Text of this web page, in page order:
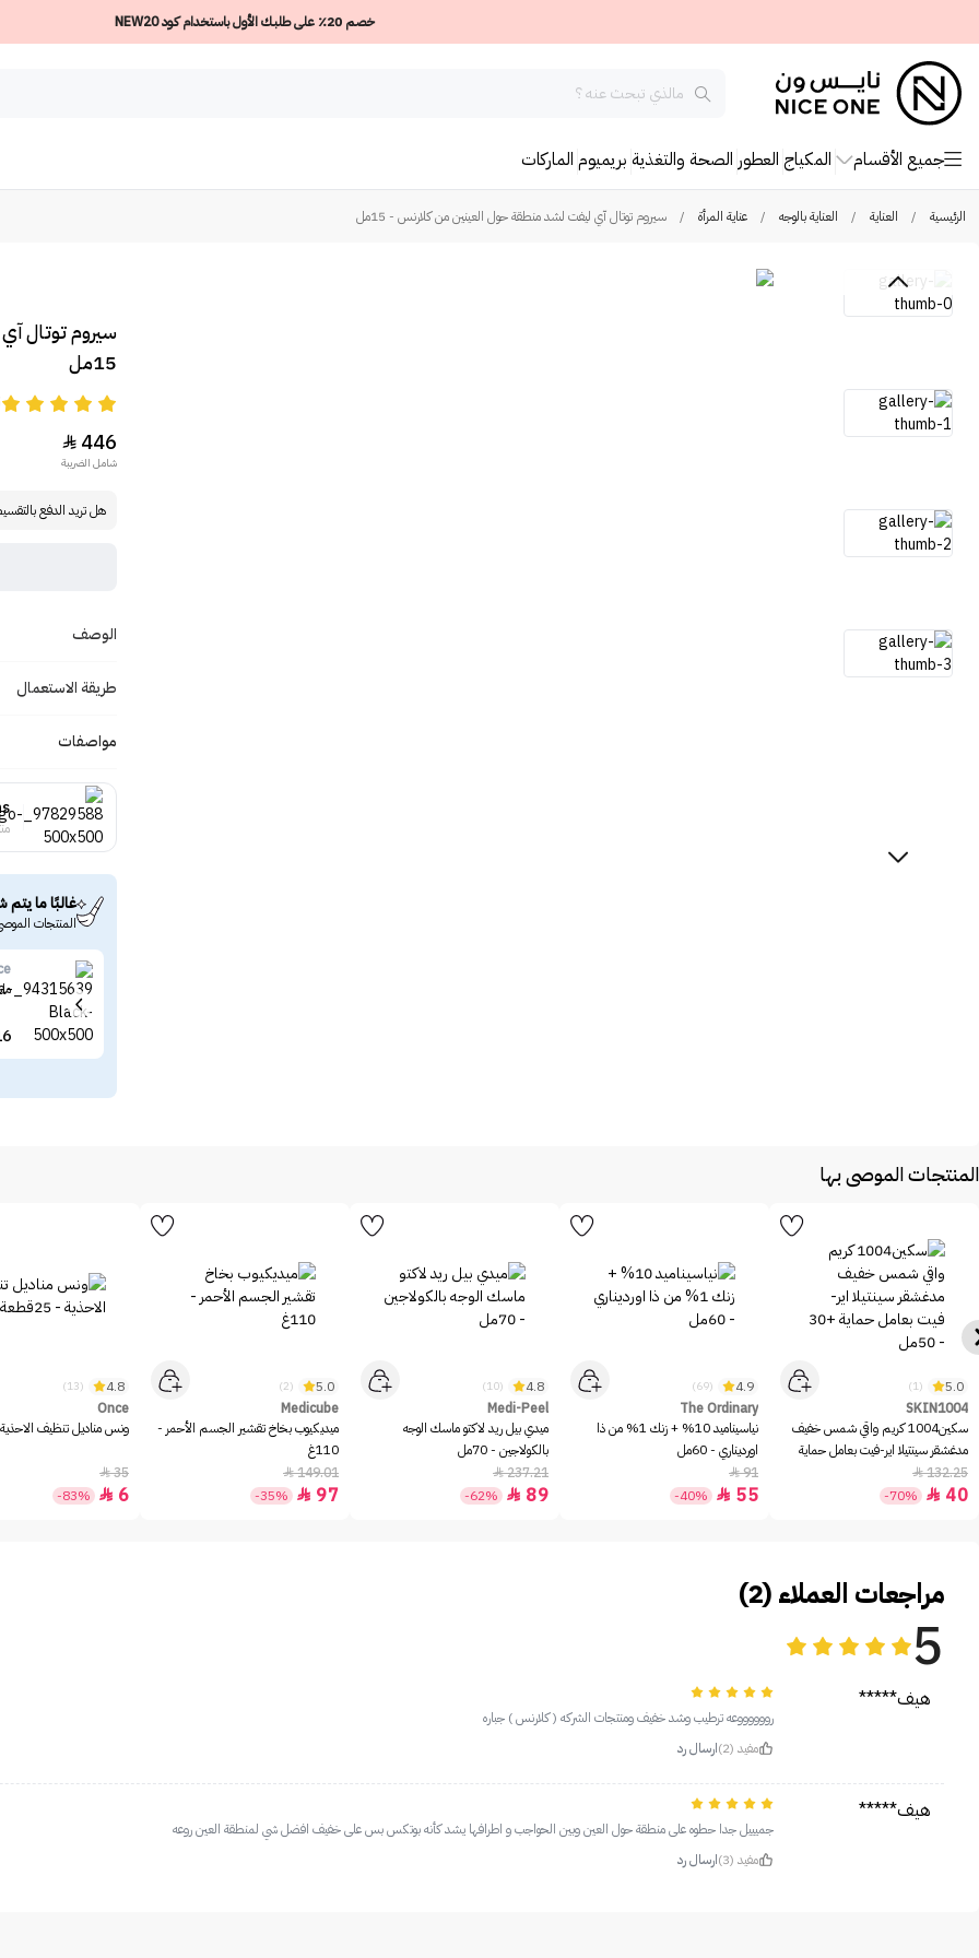
خصم 20٪ على طلبك الأول باستخدام كود NEW20
جميع الأقسام المكياج العطور الصحة والتغذية بريميوم الماركات
الرئيسية / العناية / العناية بالوجه / عناية المرأة / سيروم توتال آي ليفت لشد منطقة حول العينين من كلارنس - 15مل
سيروم توتال
15مل
446

شامل الضريبة
هل تريد الدفع
الوصف
طريقة الاستعمال
مواصفات
غالبًا ما يتم
المنتجات
المنتجات الموصى بها
5.0
(1)
SKIN1004
سكين1004 كريم واقي شمس خفيف
مدغشقر سينتيلا اير-فيت بعامل حماية
+30 - 50مل
132.25

40

-70%
4.9
(69)
The Ordinary
نياسيناميد 10% + زنك 1% من ذا
اورديناري - 60مل
91

55

-40%
4.8
(10)
Medi-Peel
ميدي بيل ريد لاكتو ماسك الوجه
بالكولاجين - 70مل
237.21

89

-62%
5.0
(2)
Medicube
ميديكيوب بخاخ تقشير الجسم الأحمر -
110غ
149.01

97

-35%
4.8
(13)
Once
ونس مناديل تنظيف الاحذية -
35

6

-83%
مراجعات العملاء (2)
5
هيف*****
رووووووعه ترطيب وشد خفيف ومنتجات الشركه ( كلارنس ) جباره
مفيد (2)
ارسال رد
هيف*****
جميييل جدا حطوه على منطقة حول العين وبين الحواجب و اطرافها يشد كأنه بوتكس بس على خفيف افضل شي لمنطقة العين روعه
مفيد (3)
ارسال رد